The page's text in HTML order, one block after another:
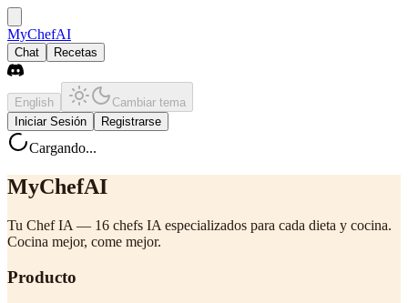
MyChefAI
Chat Recetas
English
Cambiar tema
Iniciar Sesión
Registrarse
Cargando...
MyChefAI
Tu Chef IA — 16 chefs IA especializados para cada dieta y cocina.
Cocina mejor, come mejor.
Producto